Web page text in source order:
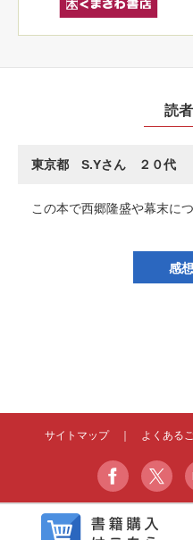
読
東京都 S.Yさん ２０代
この本で西郷隆盛や幕末に
感
サイトマップ｜ よくある